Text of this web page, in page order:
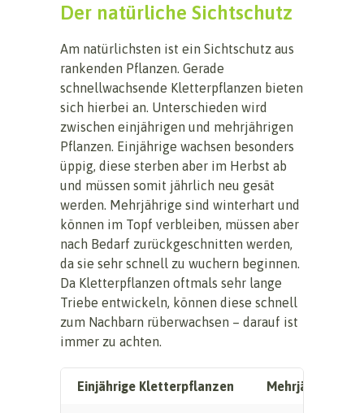
Der natürliche Sichtschutz
Am natürlichsten ist ein Sichtschutz aus
rankenden Pflanzen. Gerade
schnellwachsende Kletterpflanzen bieten
sich hierbei an. Unterschieden wird
zwischen einjährigen und mehrjährigen
Pflanzen. Einjährige wachsen besonders
üppig, diese sterben aber im Herbst ab
und müssen somit jährlich neu gesät
werden. Mehrjährige sind winterhart und
können im Topf verbleiben, müssen aber
nach Bedarf zurückgeschnitten werden,
da sie sehr schnell zu wuchern beginnen.
Da Kletterpflanzen oftmals sehr lange
Triebe entwickeln, können diese schnell
zum Nachbarn rüberwachsen – darauf ist
immer zu achten.
Einjährige Kletterpflanzen Mehrjährige